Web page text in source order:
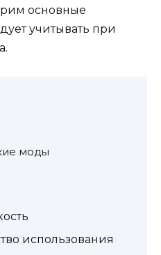
основные
учитывать при
моды
использования